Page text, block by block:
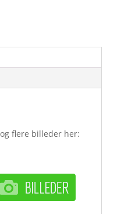
flere billeder her: